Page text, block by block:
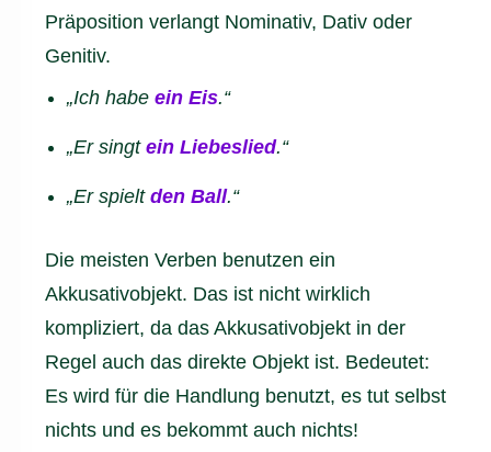
Präposition verlangt Nominativ, Dativ oder
Genitiv.
„Ich habe ein Eis.“
„Er singt ein Liebeslied.“
„Er spielt den Ball.“
Die meisten Verben benutzen ein
Akkusativobjekt. Das ist nicht wirklich
kompliziert, da das Akkusativobjekt in der
Regel auch das direkte Objekt ist. Bedeutet:
Es wird für die Handlung benutzt, es tut selbst
nichts und es bekommt auch nichts!